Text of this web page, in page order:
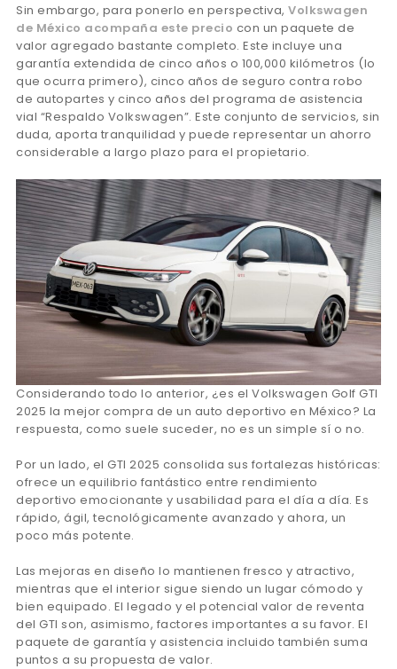
Sin embargo, para ponerlo en perspectiva, Volkswagen
de México acompaña este precio con un paquete de
valor agregado bastante completo. Este incluye una
garantía extendida de cinco años o 100,000 kilómetros (lo
que ocurra primero), cinco años de seguro contra robo
de autopartes y cinco años del programa de asistencia
vial “Respaldo Volkswagen”. Este conjunto de servicios, sin
duda, aporta tranquilidad y puede representar un ahorro
considerable a largo plazo para el propietario.
Considerando todo lo anterior, ¿es el Volkswagen Golf GTI
2025 la mejor compra de un auto deportivo en México? La
respuesta, como suele suceder, no es un simple sí o no.
Por un lado, el GTI 2025 consolida sus fortalezas históricas:
ofrece un equilibrio fantástico entre rendimiento
deportivo emocionante y usabilidad para el día a día. Es
rápido, ágil, tecnológicamente avanzado y ahora, un
poco más potente.
Las mejoras en diseño lo mantienen fresco y atractivo,
mientras que el interior sigue siendo un lugar cómodo y
bien equipado. El legado y el potencial valor de reventa
del GTI son, asimismo, factores importantes a su favor. El
paquete de garantía y asistencia incluido también suma
puntos a su propuesta de valor.